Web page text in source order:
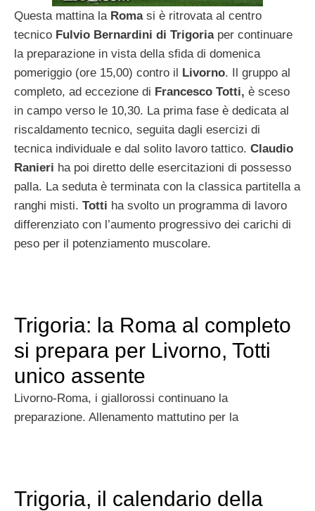
Questa mattina la Roma si è ritrovata al centro
tecnico Fulvio Bernardini di Trigoriaper continuare
la preparazione in vista della sfida di domenica
pomeriggio (ore 15,00) contro il Livorno. Il gruppo al
completo, ad eccezione di Francesco Totti, è sceso
in campo verso le 10,30. La prima fase è dedicata al
riscaldamento tecnico, seguita dagli esercizi di
tecnica individuale e dal solito lavoro tattico. Claudio
Ranieri ha poi diretto delle esercitazioni di possesso
palla. La seduta è terminata con la classica partitella a
ranghi misti. Totti ha svolto un programma di lavoro
differenziato con l’aumento progressivo dei carichi di
peso per il potenziamento muscolare.
Trigoria: la Roma al completo
si prepara per Livorno, Totti
unico assente
Livorno-Roma, i giallorossi continuano la
preparazione. Allenamento mattutino per la
Trigoria, il calendario della